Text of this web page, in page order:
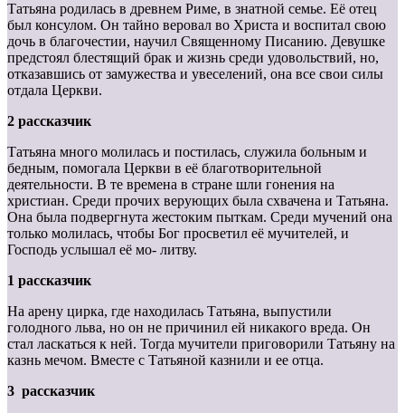
Татьяна родилась в древнем Риме, в знатной семье. Её отец
был консулом. Он тайно веровал во Христа и воспитал свою
дочь в благочестии, научил Священному Писанию. Девушке
предстоял блестящий брак и жизнь среди удовольствий, но,
отказавшись от замужества и увеселений, она все свои силы
отдала Церкви.
2 рассказчик
Татьяна много молилась и постилась, служила больным и
бедным, помогала Церкви в её благотворительной
деятельности. В те времена в стране шли гонения на
христиан. Среди прочих верующих была схвачена и Татьяна.
Она была подвергнута жестоким пыткам. Среди мучений она
только молилась, чтобы Бог просветил её мучителей, и
Господь услышал её мо- литву.
1 рассказчик
На арену цирка, где находилась Татьяна, выпустили
голодного льва, но он не причинил ей никакого вреда. Он
стал ласкаться к ней. Тогда мучители приговорили Татьяну на
казнь мечом. Вместе с Татьяной казнили и ее отца.
3 рассказчик